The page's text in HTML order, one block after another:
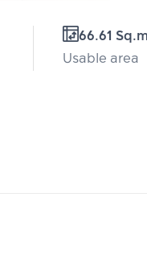
66.61
Usable area